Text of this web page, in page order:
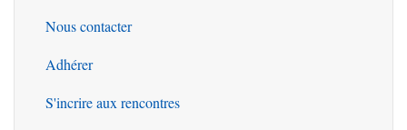
Outils
Nous contacter
Adhérer
S'incrire aux rencontres